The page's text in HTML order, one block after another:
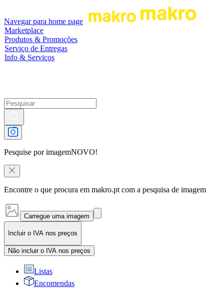
Navegar para home page
Marketplace
Produtos & Promoções
Serviço de Entregas
Info & Serviços
Pesquise por imagemNOVO!
Encontre o que procura em makro.pt com a pesquisa de imagem
Carregue uma imagem
Incluir o IVA nos preços
Não incluir o IVA nos preços
Listas
Encomendas